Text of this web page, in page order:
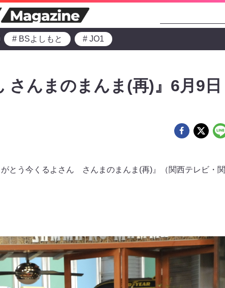
# BSよしもと # JO1
さんまのまんま(再)』6月9日
とう今くるよさん さんまのまんま(再)』（関西テレビ・関